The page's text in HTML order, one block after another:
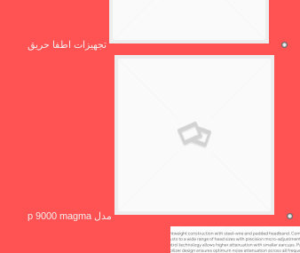
تجهیزات اطفا حریق
مدل p 9000 magma